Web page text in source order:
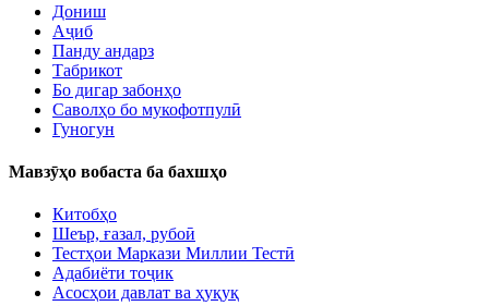
Дониш
Аҷиб
Панду андарз
Табрикот
Бо дигар забонҳо
Саволҳо бо мукофотпулӣ
Гуногун
Мавзӯҳо вобаста ба бахшҳо
Китобҳо
Шеър, ғазал, рубоӣ
Тестҳои Маркази Миллии Тестӣ
Адабиёти тоҷик
Асосҳои давлат ва ҳуқуқ